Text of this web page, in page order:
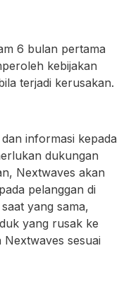
6 bulan pertama
kebijakan
terjadi kerusakan.
informasi kepada
dukungan
Nextwaves akan
pelanggan di
yang sama,
yang rusak ke
sesuai